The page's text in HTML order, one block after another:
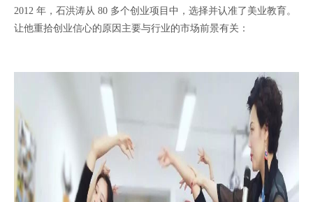
2012 年，石洪涛从 80 多个创业项目中，选择并认准了美业教育。
让他重拾创业信心的原因主要与行业的市场前景有关：